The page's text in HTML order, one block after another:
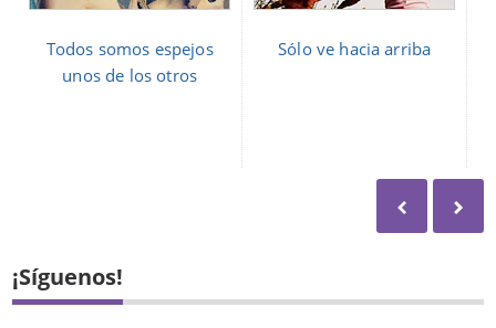
Todos somos espejos
unos de los otros
Sólo ve hacia arriba
¡Síguenos!